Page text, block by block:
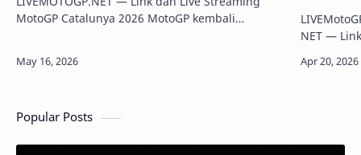
MotoGP Catalunya 2026 MotoGP kembali
Catalunya. Beri…
NET —
streaming
Popular Posts